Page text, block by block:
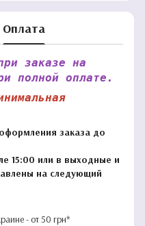
Оплата
заказе на
полной оплате.
заказа до
15:00 или в выходные и
на следующий
- от 50 грн*